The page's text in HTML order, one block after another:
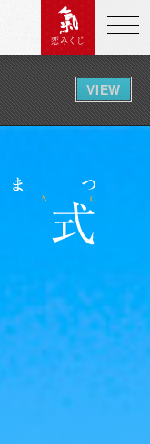
VIEW
恋みくじ